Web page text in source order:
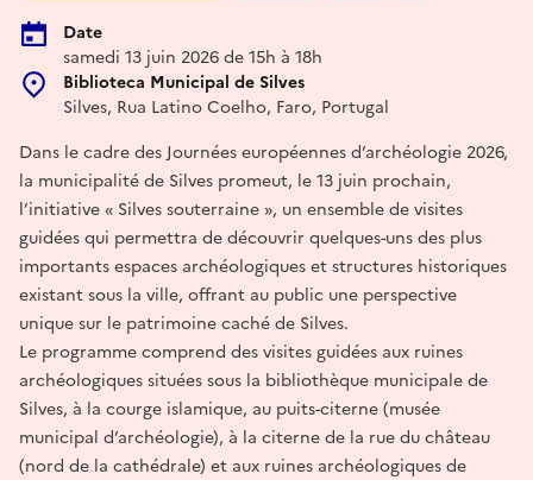
Date
samedi 13 juin 2026 de 15h à 18h
Biblioteca Municipal de Silves
Silves, Rua Latino Coelho, Faro, Portugal
Dans le cadre des Journées européennes d’archéologie 2026,
la municipalité de Silves promeut, le 13 juin prochain,
l’initiative « Silves souterraine », un ensemble de visites
guidées qui permettra de découvrir quelques-uns des plus
importants espaces archéologiques et structures historiques
existant sous la ville, offrant au public une perspective
unique sur le patrimoine caché de Silves.
Le programme comprend des visites guidées aux ruines
archéologiques situées sous la bibliothèque municipale de
Silves, à la courge islamique, au puits-citerne (musée
municipal d’archéologie), à la citerne de la rue du château
(nord de la cathédrale) et aux ruines archéologiques de